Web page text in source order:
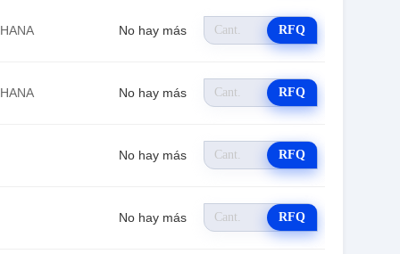
No hay más RFQ
No hay más RFQ
No hay más RFQ
No hay más RFQ